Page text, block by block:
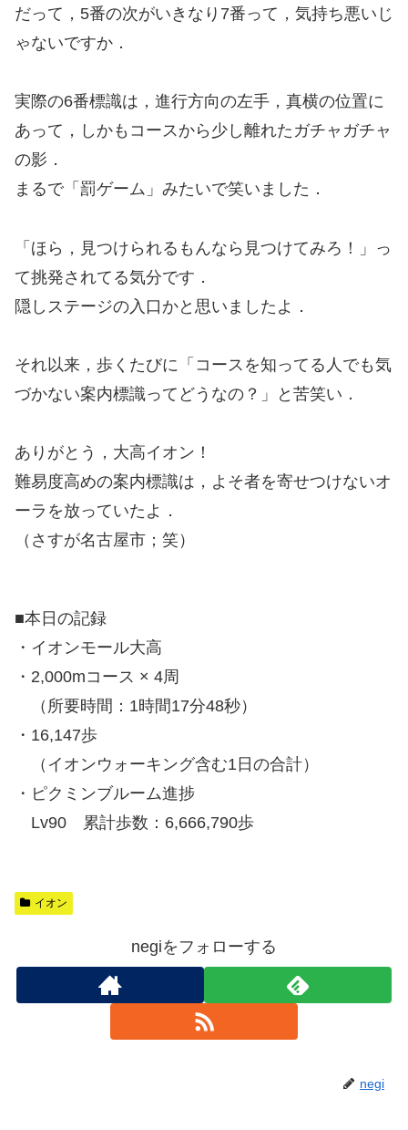
だって，5番の次がいきなり7番って，気持ち悪いじ
ゃないですか．
実際の6番標識は，進行方向の左手，真横の位置に
あって，しかもコースから少し離れたガチャガチャ
の影．
まるで「罰ゲーム」みたいで笑いました．
「ほら，見つけられるもんなら見つけてみろ！」っ
て挑発されてる気分です．
隠しステージの入口かと思いましたよ．
それ以来，歩くたびに「コースを知ってる人でも気
づかない案内標識ってどうなの？」と苦笑い．
ありがとう，大高イオン！
難易度高めの案内標識は，よそ者を寄せつけないオ
ーラを放っていたよ．
（さすが名古屋市；笑）
■本日の記録
・イオンモール大高
・2,000mコース × 4周
（所要時間：1時間17分48秒）
・16,147歩
（イオンウォーキング含む1日の合計）
・ピクミンブルーム進捗
Lv90 累計歩数：6,666,790歩
イオン
negiをフォローする
negi